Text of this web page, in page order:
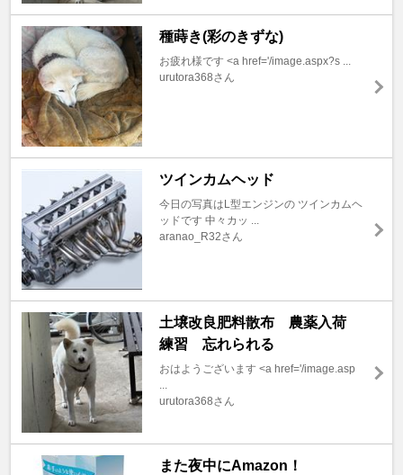
種蒔き(彩のきずな)
お疲れ様です <a href='/image.aspx?s ...
urutora368さん
ツインカムヘッド
今日の写真はL型エンジンの ツインカムヘ
ッドです 中々カッ ...
aranao_R32さん
土壌改良肥料散布 農薬入荷
練習 忘れられる
おはようございます <a href='/image.asp
...
urutora368さん
また夜中にAmazon！